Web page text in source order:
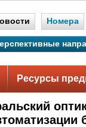
Номера
Ресурсы